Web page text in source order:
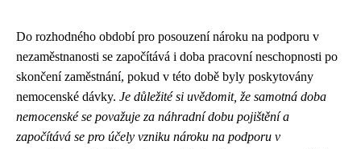
Do rozhodného období pro posouzení nároku na podporu v
nezaměstnanosti se započítává i doba pracovní neschopnosti po
skončení zaměstnání, pokud v této době byly poskytovány
nemocenské dávky. Je důležité si uvědomit, že samotná doba
nemocenské se považuje za náhradní dobu pojištění a
započítává se pro účely vzniku nároku na podporu v